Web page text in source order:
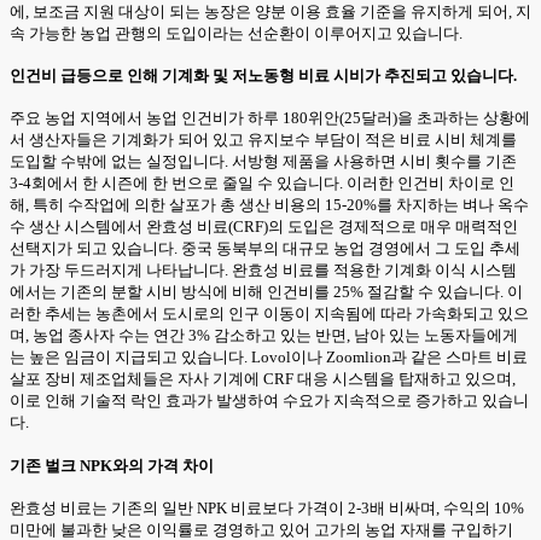
에, 보조금 지원 대상이 되는 농장은 양분 이용 효율 기준을 유지하게 되어, 지
속 가능한 농업 관행의 도입이라는 선순환이 이루어지고 있습니다.
인건비 급등으로 인해 기계화 및 저노동형 비료 시비가 추진되고 있습니다.
주요 농업 지역에서 농업 인건비가 하루 180위안(25달러)을 초과하는 상황에
서 생산자들은 기계화가 되어 있고 유지보수 부담이 적은 비료 시비 체계를
도입할 수밖에 없는 실정입니다. 서방형 제품을 사용하면 시비 횟수를 기존
3-4회에서 한 시즌에 한 번으로 줄일 수 있습니다. 이러한 인건비 차이로 인
해, 특히 수작업에 의한 살포가 총 생산 비용의 15-20%를 차지하는 벼나 옥수
수 생산 시스템에서 완효성 비료(CRF)의 도입은 경제적으로 매우 매력적인
선택지가 되고 있습니다. 중국 동북부의 대규모 농업 경영에서 그 도입 추세
가 가장 두드러지게 나타납니다. 완효성 비료를 적용한 기계화 이식 시스템
에서는 기존의 분할 시비 방식에 비해 인건비를 25% 절감할 수 있습니다. 이
러한 추세는 농촌에서 도시로의 인구 이동이 지속됨에 따라 가속화되고 있으
며, 농업 종사자 수는 연간 3% 감소하고 있는 반면, 남아 있는 노동자들에게
는 높은 임금이 지급되고 있습니다. Lovol이나 Zoomlion과 같은 스마트 비료
살포 장비 제조업체들은 자사 기계에 CRF 대응 시스템을 탑재하고 있으며,
이로 인해 기술적 락인 효과가 발생하여 수요가 지속적으로 증가하고 있습니
다.
기존 벌크 NPK와의 가격 차이
완효성 비료는 기존의 일반 NPK 비료보다 가격이 2-3배 비싸며, 수익의 10%
미만에 불과한 낮은 이익률로 경영하고 있어 고가의 농업 자재를 구입하기